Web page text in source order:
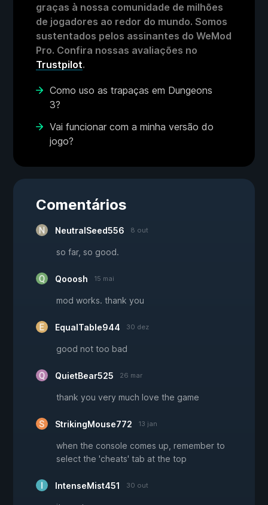
graças à nossa comunidade de milhões
de jogadores ao redor do mundo. Somos
sustentados pelos assinantes do WeMod
Pro. Confira nossas avaliações no
Trustpilot.
Como uso as trapaças em Dungeons
3?
Vai funcionar com a minha versão do
jogo?
Comentários
NeutralSeed556 8 out
so far, so good.
Qooosh 15 mai
mod works. thank you
EqualTable944 30 dez
good not too bad
QuietBear525 26 mar
thank you very much love the game
StrikingMouse772 13 jan
when the console comes up, remember to
select the 'cheats' tab at the top
IntenseMist451 30 out